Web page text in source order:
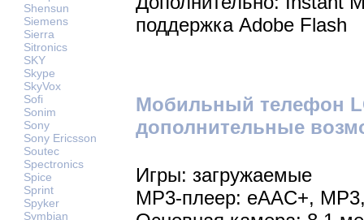
Shensun
Siemens
Sierra
Sitronics
SKY
Skype
SkyVox
Sofi
Sonim
Sony
Sony Ericsson
Soutec
Spectronics
Spice
Sprint
Spyker
Symbian
поддержка Adobe Flash
Мобильный телефон
дополнительные
Игры: загружаемые
MP3-плеер: eAAC+,